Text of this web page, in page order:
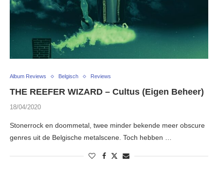
Album Reviews Belgisch Reviews
THE REEFER WIZARD – Cultus (Eigen Beheer)
18/04/2020
Stonerrock en doommetal, twee minder bekende meer obscure
genres uit de Belgische metalscene. Toch hebben …